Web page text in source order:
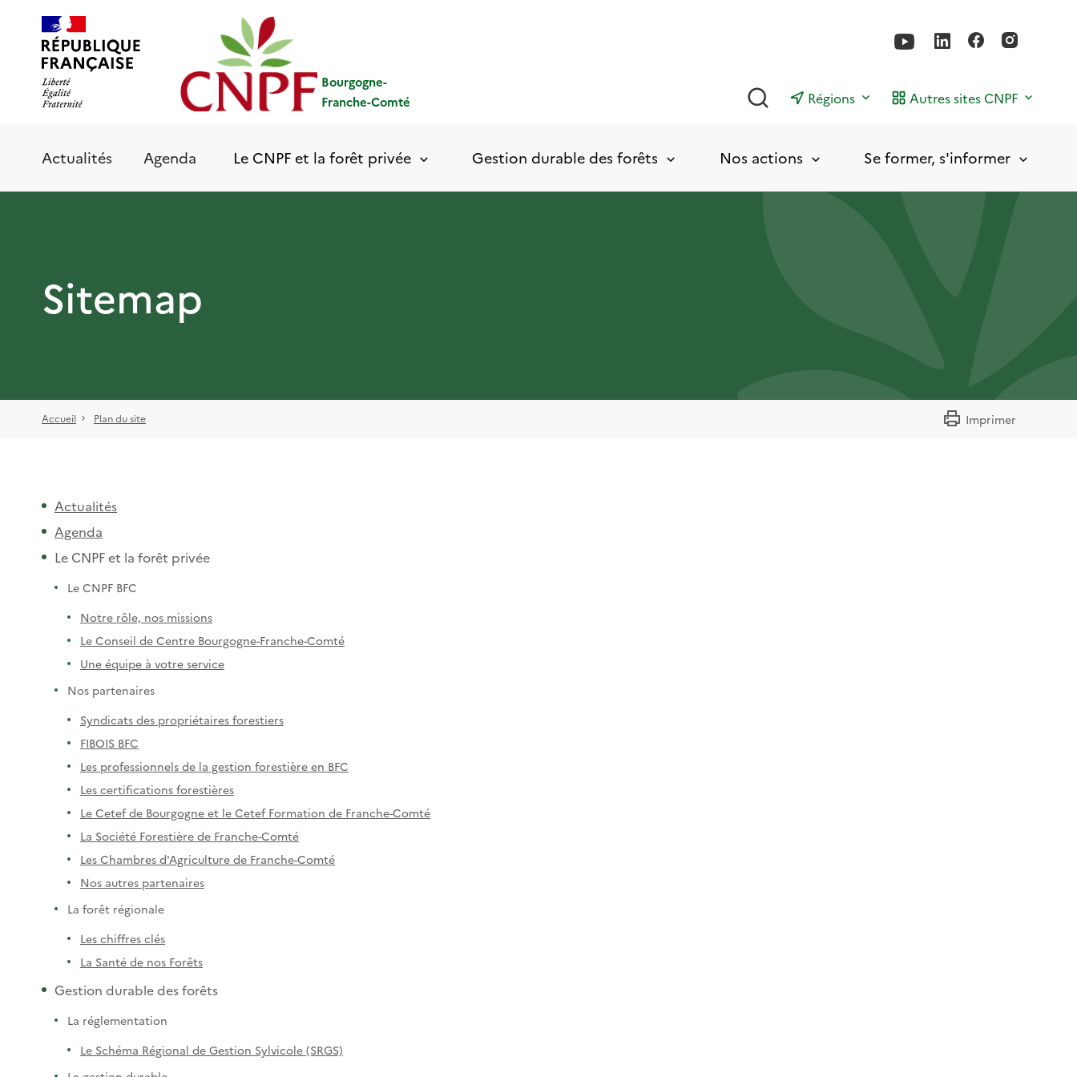
contenu
principal
Bourgogne-
Franche-Comté
Rechercher
Régions Autres sites CNPF
Actualités Agenda Le CNPF et la forêt privée Gestion durable des forêts Nos actions Se former, s'informer
Sitemap
Accueil Plan du site Imprimer
Actualités
Agenda
Le CNPF et la forêt privée
Le CNPF BFC
Notre rôle, nos missions
Le Conseil de Centre Bourgogne-Franche-Comté
Une équipe à votre service
Nos partenaires
Syndicats des propriétaires forestiers
FIBOIS BFC
Les professionnels de la gestion forestière en BFC
Les certifications forestières
Le Cetef de Bourgogne et le Cetef Formation de Franche-Comté
La Société Forestière de Franche-Comté
Les Chambres d'Agriculture de Franche-Comté
Nos autres partenaires
La forêt régionale
Les chiffres clés
La Santé de nos Forêts
Gestion durable des forêts
La réglementation
Le Schéma Régional de Gestion Sylvicole (SRGS)